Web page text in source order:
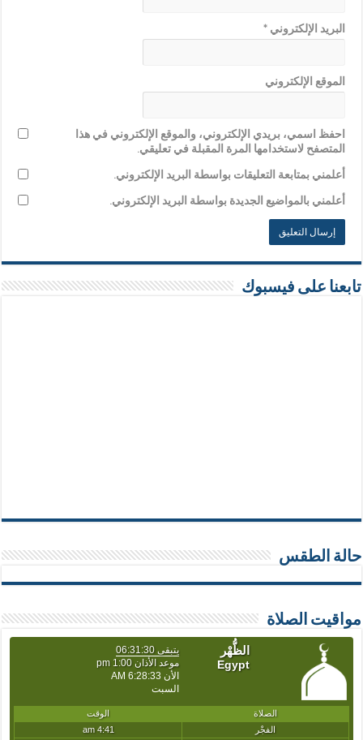
البريد الإلكتروني*
الموقع الإلكتروني
احفظ اسمي، بريدي الإلكتروني، والموقع الإلكتروني في هذا
المتصفح لاستخدامها المرة المقبلة في تعليقي.
أعلمني بمتابعة التعليقات بواسطة البريد الإلكتروني.
أعلمني بالمواضيع الجديدة بواسطة البريد الإلكتروني.
تابعنا على فيسبوك
حالة الطقس
مواقيت الصلاة